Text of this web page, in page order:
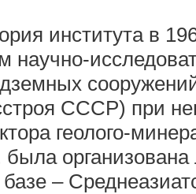
института в
научно-
СССР) при
геолого-
базе –